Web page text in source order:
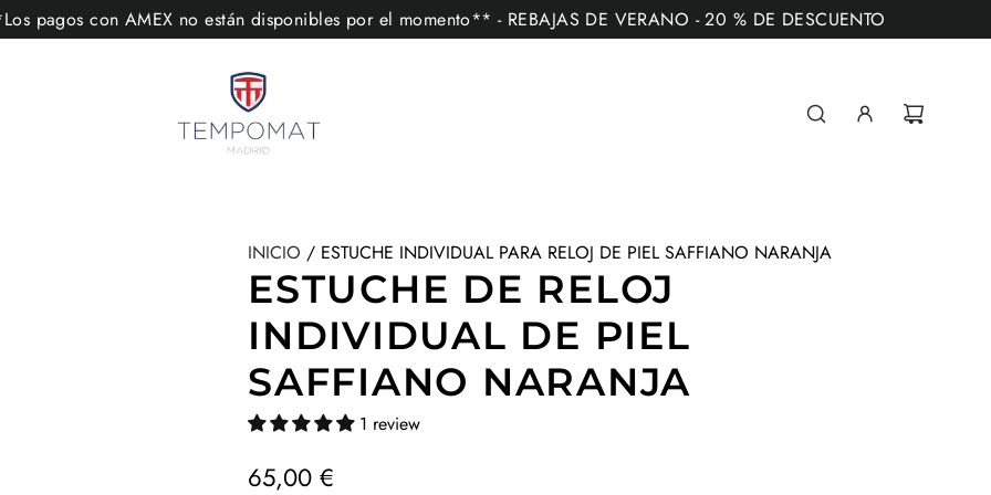
pagos con AMEX no están disponibles por el momento** - REBAJAS DE VERANO - 20 % DE DESCUENTO
INICIO / ESTUCHE INDIVIDUAL PARA RELOJ DE PIEL SAFFIANO NARANJA
ESTUCHE DE RELOJ
INDIVIDUAL DE PIEL
SAFFIANO NARANJA
1 review
P
65,00 €